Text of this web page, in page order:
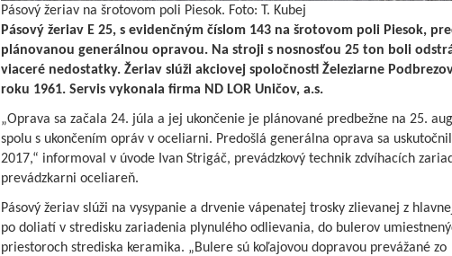
Pásový žeriav na šrotovom poli Piesok. Foto: T. Kubej
Pásový žeriav E 25, s evidenčným číslom 143 na šrotovom poli Piesok,
plánovanou generálnou opravou. Na stroji s nosnosťou 25 ton boli
viaceré nedostatky. Žeriav slúži akciovej spoločnosti Železiarne
roku 1961. Servis vykonala firma ND LOR Uničov, a.s.
„Oprava sa začala 24. júla a jej ukončenie je plánované predbežne na 25.
spolu s ukončením opráv v oceliarni. Predošlá generálna oprava sa
2017,“ informoval v úvode Ivan Strigáč, prevádzkový technik zdvíhacích
prevádzkarni oceliareň.
Pásový žeriav slúži na vysypanie a drvenie vápenatej trosky zlievanej z
po doliatí v stredisku zariadenia plynulého odlievania, do bulerov
priestoroch strediska keramika. „Bulere sú koľajovou dopravou prevážané zo